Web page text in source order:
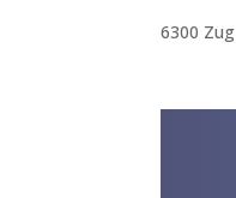
6300 Zug